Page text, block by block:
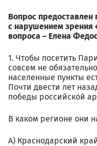
Вопрос
с нарушением зрения
вопроса – Елена
1. Чтобы посетить
совсем не
населенные пункты
Почти двести лет
победы российской
В каком регионе они
А) Краснодарский